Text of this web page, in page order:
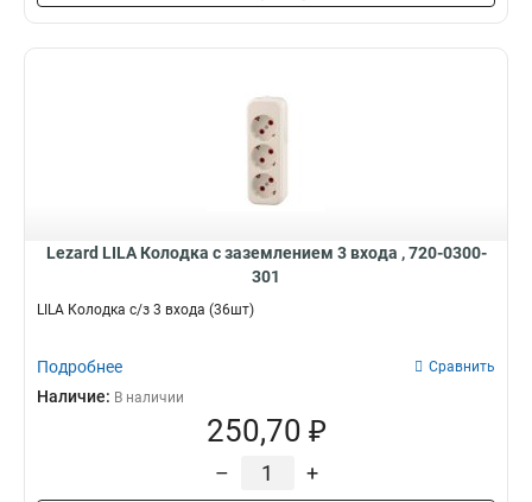
Lezard LILA Колодка с заземлением 3 входа , 720-0300-
301
LILA Колодка с/з 3 входа (36шт)
Подробнее Сравнить
Наличие: В наличии
250,70 ₽
– +